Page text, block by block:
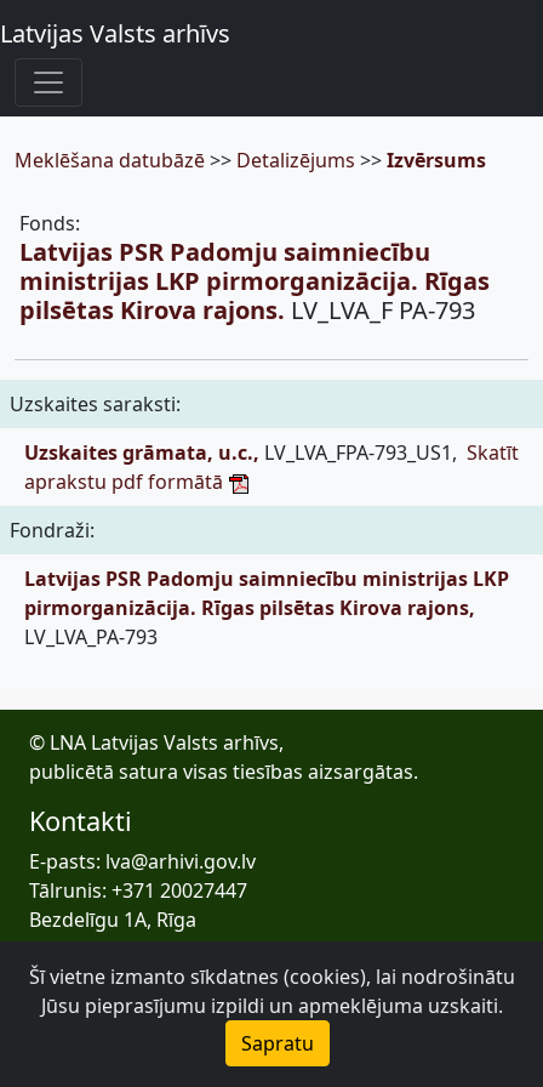
Latvijas Valsts arhīvs
Meklēšana datubāzē>> Detalizējums >>Izvērsums
Fonds:
Latvijas PSR Padomju saimniecību
ministrijas LKP pirmorganizācija. Rīgas
pilsētas Kirova rajons. LV_LVA_F PA-793
Uzskaites saraksti:
Uzskaites grāmata, u.c., LV_LVA_FPA-793_US1, Skatīt
aprakstu pdf formātā
Fondraži:
Latvijas PSR Padomju saimniecību ministrijas LKP
pirmorganizācija. Rīgas pilsētas Kirova rajons,
LV_LVA_PA-793
© LNA Latvijas Valsts arhīvs,
publicētā satura visas tiesības aizsargātas.
Kontakti
E-pasts: lva@arhivi.gov.lv
Tālrunis: +371 20027447
Bezdelīgu 1A, Rīga
Latvijas Valsts arhīvs
Šī vietne izmanto sīkdatnes (cookies), lai nodrošinātu
Jūsu pieprasījumu izpildi un apmeklējuma uzskaiti.
Sapratu